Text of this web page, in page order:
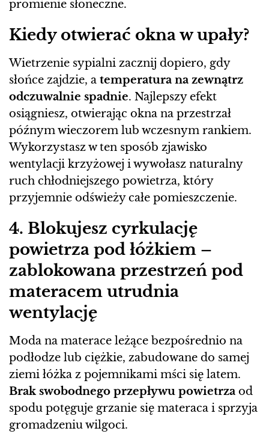
promienie słoneczne.
Kiedy otwierać okna w upały?
Wietrzenie sypialni zacznij dopiero, gdy
słońce zajdzie, a temperatura na zewnątrz
odczuwalnie spadnie. Najlepszy efekt
osiągniesz, otwierając okna na przestrzał
późnym wieczorem lub wczesnym rankiem.
Wykorzystasz w ten sposób zjawisko
wentylacji krzyżowej i wywołasz naturalny
ruch chłodniejszego powietrza, który
przyjemnie odświeży całe pomieszczenie.
4. Blokujesz cyrkulację
powietrza pod łóżkiem –
zablokowana przestrzeń pod
materacem utrudnia
wentylację
Moda na materace leżące bezpośrednio na
podłodze lub ciężkie, zabudowane do samej
ziemi łóżka z pojemnikami mści się latem.
Brak swobodnego przepływu powietrza od
spodu potęguje grzanie się materaca i sprzyja
gromadzeniu wilgoci.